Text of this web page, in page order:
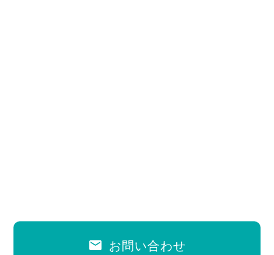
email お問い合わせ